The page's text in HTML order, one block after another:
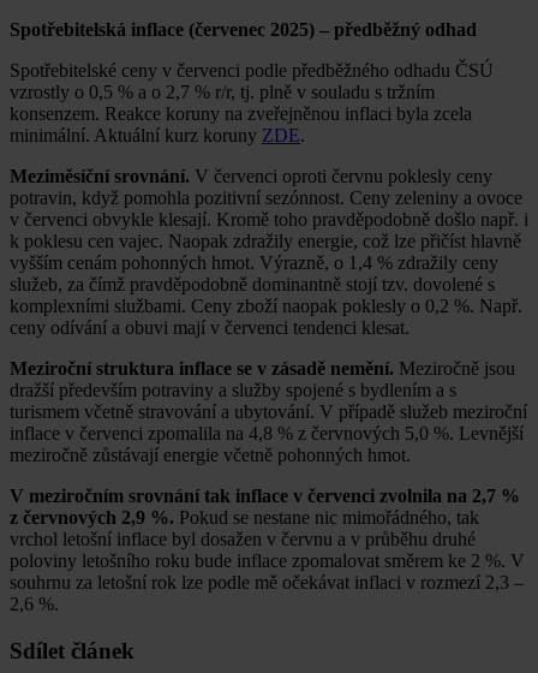
Spotřebitelská inflace (červenec 2025) – předběžný odhad
Spotřebitelské ceny v červenci podle předběžného odhadu ČSÚ
vzrostly o 0,5 % a o 2,7 % r/r, tj. plně v souladu s tržním
konsenzem. Reakce koruny na zveřejněnou inflaci byla zcela
minimální. Aktuální kurz koruny ZDE.
Meziměsíční srovnání. V červenci oproti červnu poklesly ceny
potravin, když pomohla pozitivní sezónnost. Ceny zeleniny a ovoce
v červenci obvykle klesají. Kromě toho pravděpodobně došlo např. i
k poklesu cen vajec. Naopak zdražily energie, což lze přičíst hlavně
vyšším cenám pohonných hmot. Výrazně, o 1,4 % zdražily ceny
služeb, za čímž pravděpodobně dominantně stojí tzv. dovolené s
komplexními službami. Ceny zboží naopak poklesly o 0,2 %. Např.
ceny odívání a obuvi mají v červenci tendenci klesat.
Meziroční struktura inflace se v zásadě nemění. Meziročně jsou
dražší především potraviny a služby spojené s bydlením a s
turismem včetně stravování a ubytování. V případě služeb meziroční
inflace v červenci zpomalila na 4,8 % z červnových 5,0 %. Levnější
meziročně zůstávají energie včetně pohonných hmot.
V meziročním srovnání tak inflace v červenci zvolnila na 2,7 %
z červnových 2,9 %. Pokud se nestane nic mimořádného, tak
vrchol letošní inflace byl dosažen v červnu a v průběhu druhé
poloviny letošního roku bude inflace zpomalovat směrem ke 2 %. V
souhrnu za letošní rok lze podle mě očekávat inflaci v rozmezí 2,3 –
2,6 %.
Sdílet článek